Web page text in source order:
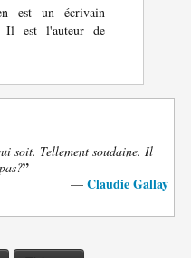
est un écrivain
Il est l'auteur de
soit. Tellement soudaine. Il
”
— Claudie Gallay